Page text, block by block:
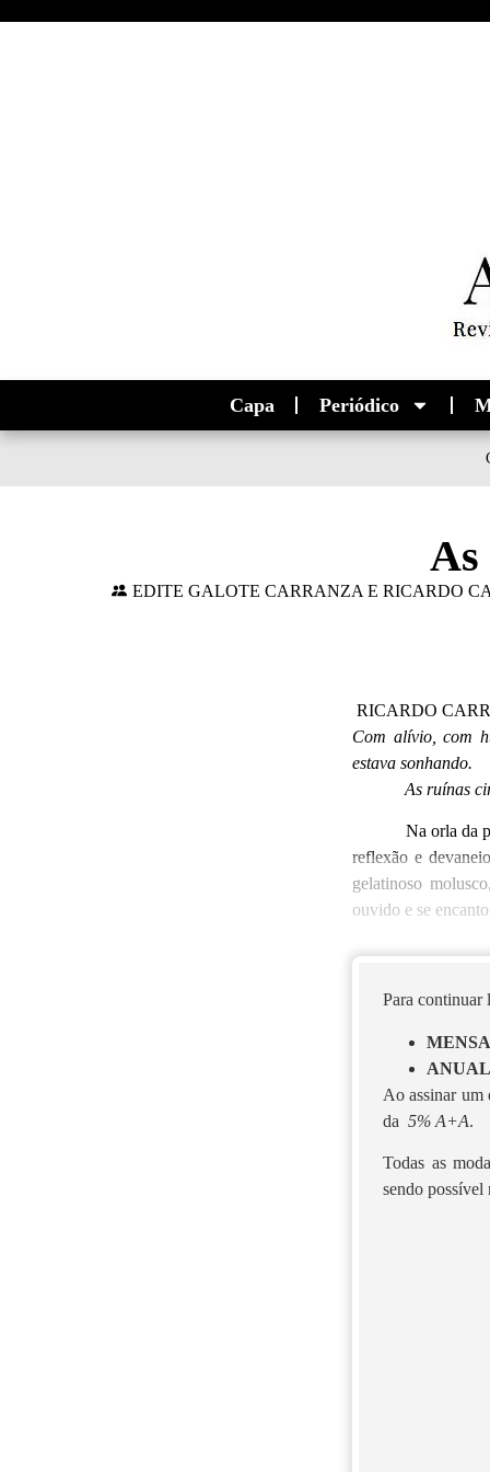
Capa Periódico
As
EDITE GALOTE CARRANZA E RICARDO
RICARDO
Com alívio, com
estava sonhando.
As ruínas
Na orla da praia,
reflexão e
gelatinoso
ouvido e se
Para continuar
ANUAL
Ao assinar um
da 5% A+A.
Todas as
sendo possível